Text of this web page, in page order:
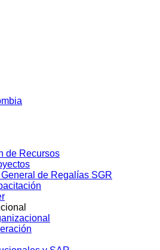
de Recursos
de Regalías SGR